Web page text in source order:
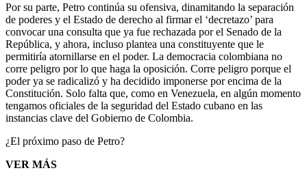
Por su parte, Petro continúa su ofensiva, dinamitando la separación
de poderes y el Estado de derecho al firmar el ‘decretazo’ para
convocar una consulta que ya fue rechazada por el Senado de la
República, y ahora, incluso plantea una constituyente que le
permitiría atornillarse en el poder. La democracia colombiana no
corre peligro por lo que haga la oposición. Corre peligro porque el
poder ya se radicalizó y ha decidido imponerse por encima de la
Constitución. Solo falta que, como en Venezuela, en algún momento
tengamos oficiales de la seguridad del Estado cubano en las
instancias clave del Gobierno de Colombia.
¿El próximo paso de Petro?
VER MÁS